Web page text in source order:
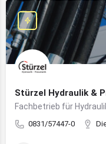
Stürzel Hydraulik &
0831/57447-0